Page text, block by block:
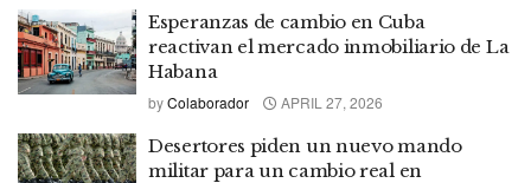
Esperanzas de cambio en Cuba
reactivan el mercado inmobiliario de La
Habana
byColaborador APRIL 27, 2026
Desertores piden un nuevo mando
militar para un cambio real en